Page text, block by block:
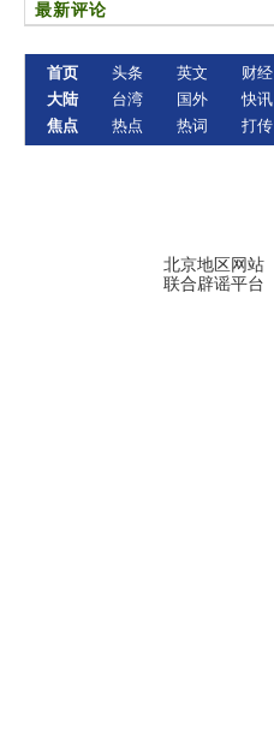
最新评论
首页
大陆
焦点
头条
台湾
热点
英文
国外
热词
财经
快讯
打传
北京地区网站
联合辟谣平台